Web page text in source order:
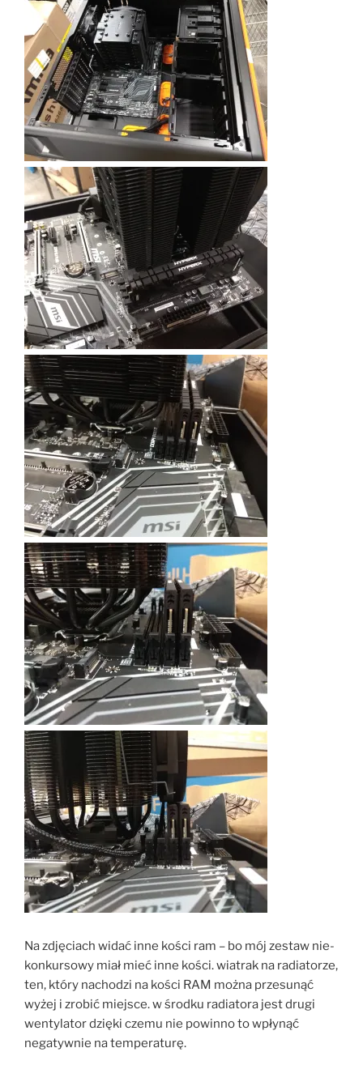
Na zdjęciach widać inne kości ram – bo mój zestaw nie-
konkursowy miał mieć inne kości. wiatrak na radiatorze,
ten, który nachodzi na kości RAM można przesunąć
wyżej i zrobić miejsce. w środku radiatora jest drugi
wentylator dzięki czemu nie powinno to wpłynąć
negatywnie na temperaturę.